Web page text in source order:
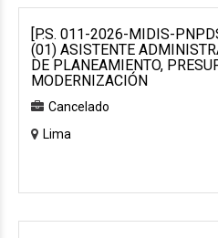
[P.S. 011-2026-MIDIS-
(01) ASISTENTE
DE PLANEAMIENTO,
MODERNIZACIÓN
Cancelado
Lima